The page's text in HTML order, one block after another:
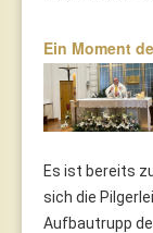
Ein Moment
Es ist bereits
sich die
Aufbautrupp